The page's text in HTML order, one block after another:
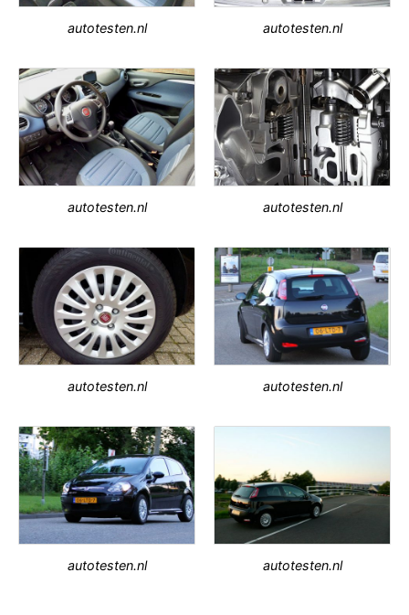
autotesten.nl autotesten.nl
autotesten.nl autotesten.nl
autotesten.nl autotesten.nl
autotesten.nl autotesten.nl